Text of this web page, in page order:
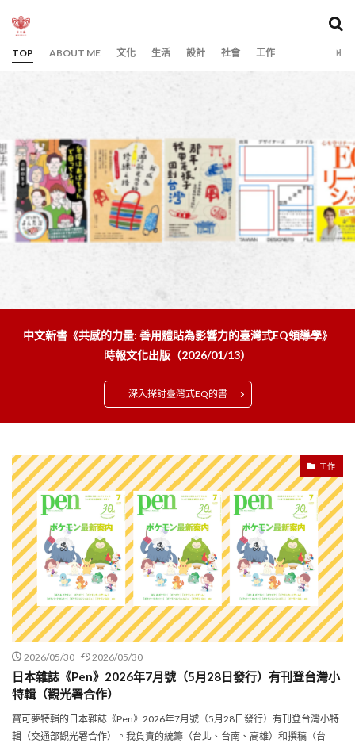
TOP ABOUT ME 文化 生活 設計 社會 工作
中文新書《共感的力量: 善用體貼為影響力的臺灣式EQ領導學》
時報文化出版（2026/01/13）
深入探討臺灣式EQ的書
工作
2026/05/30 2026/05/30
日本雜誌《Pen》2026年7月號（5月28日發行）有刊登台灣小
特輯（觀光署合作）
寶可夢特輯的日本雜誌《Pen》2026年7月號（5月28日發行）有刊登台灣小特
輯（交通部觀光署合作）。我負責的統籌（台北、台南、高雄）和撰稿（台
出版 日本雜誌 景點 書籍
検索